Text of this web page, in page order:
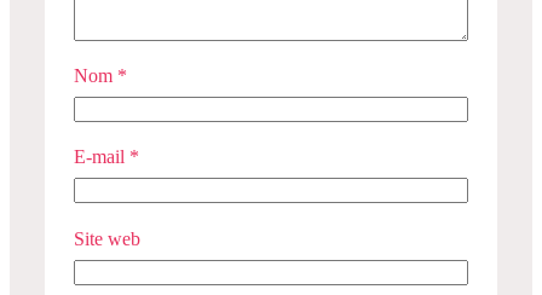
Nom *
E-mail *
Site web